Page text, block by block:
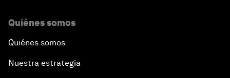
Quiénes somos
Quiénes somos
Nuestra estrategia